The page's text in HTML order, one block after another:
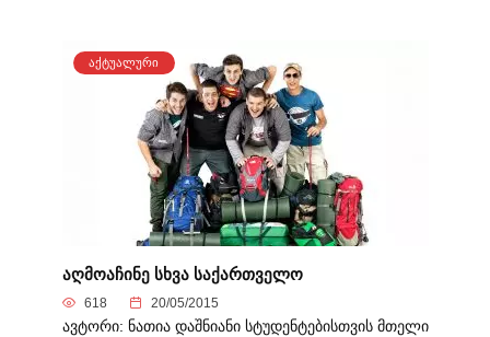
ᲐᲥᲢᲣᲐᲚᲣᲠᲘ
აღმოაჩინე სხვა საქართველო
618 20/05/2015
ავტორი: ნათია დაშნიანი სტუდენტებისთვის მთელი